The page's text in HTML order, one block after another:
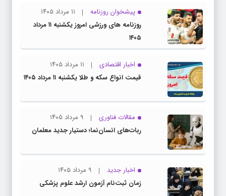
پیشخوان روزنامه
۱۱ مرداد ۱۴۰۵
روزنامه های ورزشی امروز یکشنبه ۱۱ مرداد
۱۴۰۵
اخبار اقتصادی
۱۱ مرداد ۱۴۰۵
قیمت انواع سکه و طلا یکشنبه ۱۱ مرداد ۱۴۰۵
مقالات فناوری
۹ مرداد ۱۴۰۵
ربات‌های انسان‌نما؛ دستیار جدید معلمان
اخبار جدید
۹ مرداد ۱۴۰۵
زمان ثبت‌نام آزمون ارشد علوم پزشکی